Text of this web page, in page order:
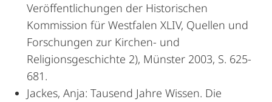
Veröffentlichungen der Historischen
Kommission für Westfalen XLIV, Quellen und
Forschungen zur Kirchen- und
Religionsgeschichte 2), Münster 2003, S. 625-
681.
Jackes, Anja: Tausend Jahre Wissen. Die